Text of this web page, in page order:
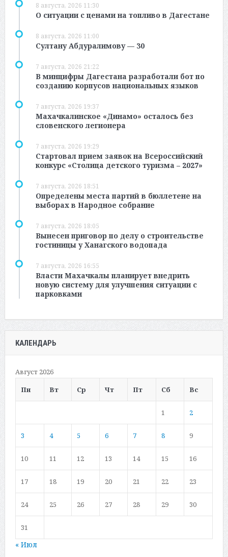
8 августа, 2026 11:30
О ситуации с ценами на топливо в Дагестане
8 августа, 2026 11:00
Султану Абдуралимову — 30
7 августа, 2026 21:22
В минцифры Дагестана разработали бот по
созданию корпусов национальных языков
7 августа, 2026 19:37
Махачкалинское «Динамо» осталось без
словенского легионера
7 августа, 2026 19:29
Стартовал прием заявок на Всероссийский
конкурс «Столица детского туризма – 2027»
7 августа, 2026 18:51
Определены места партий в бюллетене на
выборах в Народное собрание
7 августа, 2026 18:05
Вынесен приговор по делу о строительстве
гостиницы у Ханагского водопада
7 августа, 2026 16:55
Власти Махачкалы планирует внедрить
новую систему для улучшения ситуации с
парковками
КАЛЕНДАРЬ
Август 2026
Пн
Вт Ср Чт Пт Сб Вс
1 2
3 4 5 6 7 8 9
10 11 12 13 14 15 16
17 18 19 20 21 22 23
24 25 26 27 28 29 30
31
« Июл